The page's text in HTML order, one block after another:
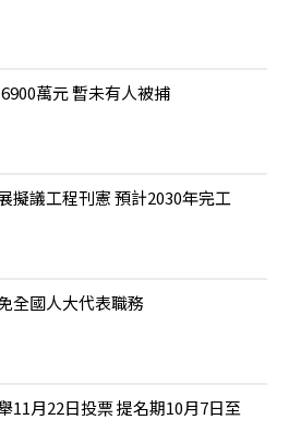
萬元 暫未有人被捕
擬議工程刊憲 預計2030年完工
全國人大代表職務
11月22日投票 提名期10月7日至